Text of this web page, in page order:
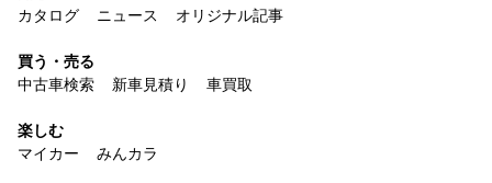
カタログ
ニュース オリジナル記事
買う・売る
中古車検索
新車見積り 車買取
楽しむ
マイカー
みんカラ